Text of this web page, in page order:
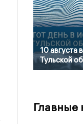
10 августа в
Тульской
Главные